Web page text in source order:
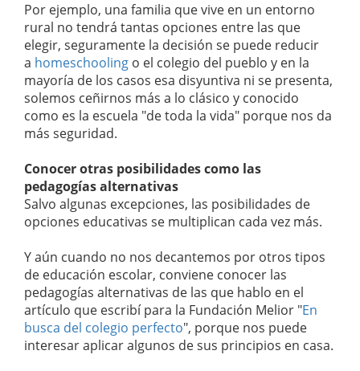
Por ejemplo, una familia que vive en un entorno
rural no tendrá tantas opciones entre las que
elegir, seguramente la decisión se puede reducir
a homeschooling o el colegio del pueblo y en la
mayoría de los casos esa disyuntiva ni se presenta,
solemos ceñirnos más a lo clásico y conocido
como es la escuela "de toda la vida" porque nos da
más seguridad.
Conocer otras posibilidades como las
pedagogías alternativas
Salvo algunas excepciones, las posibilidades de
opciones educativas se multiplican cada vez más.
Y aún cuando no nos decantemos por otros tipos
de educación escolar, conviene conocer las
pedagogías alternativas de las que hablo en el
artículo que escribí para la Fundación Melior "En
busca del colegio perfecto", porque nos puede
interesar aplicar algunos de sus principios en casa.